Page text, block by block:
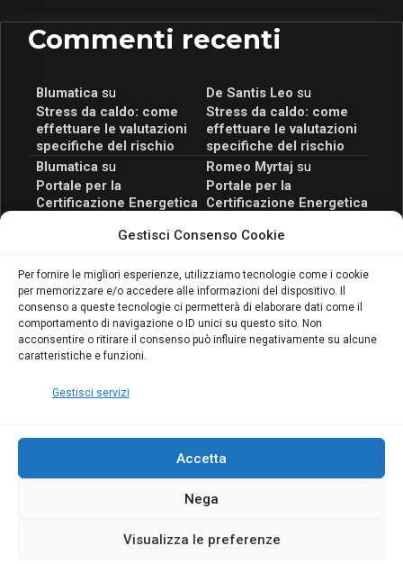
Gestisci Consenso Cookie
Per fornire le migliori esperienze, utilizziamo tecnologie come i cookie
per memorizzare e/o accedere alle informazioni del dispositivo. Il
consenso a queste tecnologie ci permetterà di elaborare dati come il
comportamento di navigazione o ID unici su questo sito. Non
acconsentire o ritirare il consenso può influire negativamente su alcune
caratteristiche e funzioni.
Gestisci servizi
Accetta
Nega
Visualizza le preferenze
Commenti recenti
Blumaticasu
Stress da caldo: come
effettuare le valutazioni
specifiche del rischio
De Santis Leo su
Stress da caldo: come
effettuare le valutazioni
specifiche del rischio
Blumaticasu
Portale per la
Certificazione Energetica
scopri il Corso Blumatica
Romeo Myrtaj su
Portale per la
Certificazione Energetica
scopri il Corso Blumatica
Blumaticasu
Coordinatore della
Sicurezza: cosa è
richiesto per abilitazione
e aggiornamento
Copyright Blumatica